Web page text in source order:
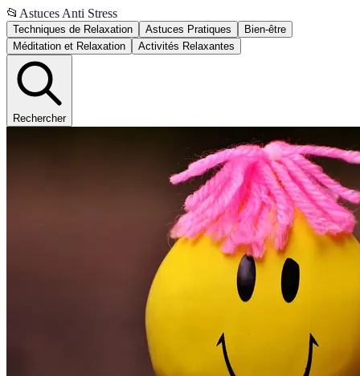
📂 Astuces Anti Stress
Techniques de Relaxation Astuces Pratiques
Bien-être
Méditation et Relaxation
Activités Relaxantes
Rechercher